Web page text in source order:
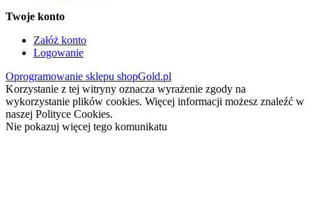
Twoje konto
Załóż konto
Logowanie
Oprogramowanie sklepu shopGold.pl
Korzystanie z tej witryny oznacza wyrażenie zgody na
wykorzystanie plików cookies. Więcej informacji możesz znaleźć w
naszej Polityce Cookies.
Nie pokazuj więcej tego komunikatu